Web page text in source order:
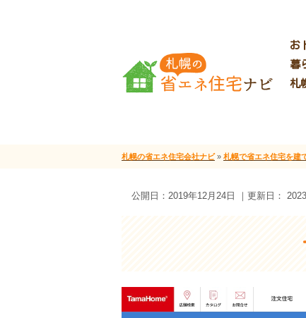
お
暮
札
札幌の省エネ住宅会社ナビ» 札幌で省エネ住宅を建
公開日： 2019年12月24日 ｜更新日：